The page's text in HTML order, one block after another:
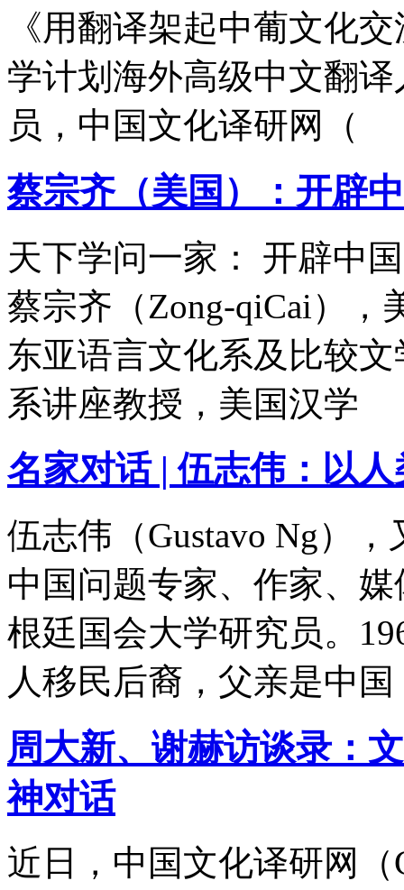
《用翻译架起中葡文化
学计划海外高级中文翻
员，中国文化译研网（
蔡宗齐（美国）：开辟
天下学问一家： 开辟中
蔡宗齐（Zong-qiCai），
东亚语言文化系及比较
系讲座教授，美国汉学
名家对话 | 伍志伟：以
伍志伟（Gustavo Ng）
中国问题专家、作家、
根廷国会大学研究员。
人移民后裔，父亲是中国
周大新、谢赫访谈录：
神对话
近日，中国文化译研网
·【世界汉学讲坛】《关雎》英译探
微：翻译 ·世界汉学讲坛 | 何广思教
超越西方范本才能获得发展 ·阿尤
布：中国在实现现代化的同时，成